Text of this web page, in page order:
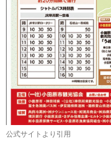
公式サイトより引用